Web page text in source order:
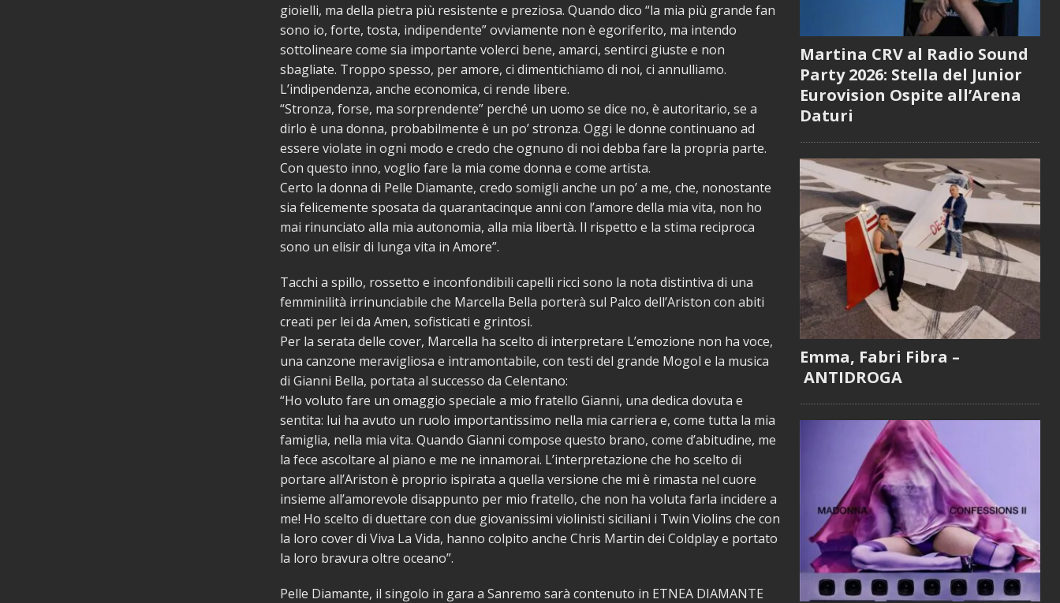
gioielli, ma della pietra più resistente e preziosa. Quando dico “la mia più grande fan
sono io, forte, tosta, indipendente” ovviamente non è egoriferito, ma intendo
sottolineare come sia importante volerci bene, amarci, sentirci giuste e non
sbagliate. Troppo spesso, per amore, ci dimentichiamo di noi, ci annulliamo.
L’indipendenza, anche economica, ci rende libere.
“Stronza, forse, ma sorprendente” perché un uomo se dice no, è autoritario, se a
dirlo è una donna, probabilmente è un po’ stronza. Oggi le donne continuano ad
essere violate in ogni modo e credo che ognuno di noi debba fare la propria parte.
Con questo inno, voglio fare la mia come donna e come artista.
Certo la donna di Pelle Diamante, credo somigli anche un po’ a me, che, nonostante
sia felicemente sposata da quarantacinque anni con l’amore della mia vita, non ho
mai rinunciato alla mia autonomia, alla mia libertà. Il rispetto e la stima reciproca
sono un elisir di lunga vita in Amore”.
Tacchi a spillo, rossetto e inconfondibili capelli ricci sono la nota distintiva di una
femminilità irrinunciabile che Marcella Bella porterà sul Palco dell’Ariston con abiti
creati per lei da Amen, sofisticati e grintosi.
Per la serata delle cover, Marcella ha scelto di interpretare L’emozione non ha voce,
una canzone meravigliosa e intramontabile, con testi del grande Mogol e la musica
di Gianni Bella, portata al successo da Celentano:
“Ho voluto fare un omaggio speciale a mio fratello Gianni, una dedica dovuta e
sentita: lui ha avuto un ruolo importantissimo nella mia carriera e, come tutta la mia
famiglia, nella mia vita. Quando Gianni compose questo brano, come d’abitudine, me
la fece ascoltare al piano e me ne innamorai. L’interpretazione che ho scelto di
portare all’Ariston è proprio ispirata a quella versione che mi è rimasta nel cuore
insieme all’amorevole disappunto per mio fratello, che non ha voluta farla incidere a
me! Ho scelto di duettare con due giovanissimi violinisti siciliani i Twin Violins che con
la loro cover di Viva La Vida, hanno colpito anche Chris Martin dei Coldplay e portato
la loro bravura oltre oceano”.
Pelle Diamante, il singolo in gara a Sanremo sarà contenuto in ETNEA DIAMANTE
Martina CRV al Radio Sound
Party 2026: Stella del Junior
Eurovision Ospite all’Arena
Daturi
Emma, Fabri Fibra –
ANTIDROGA